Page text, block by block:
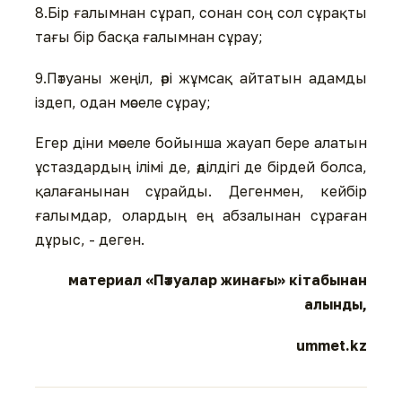
8.Бір ғалымнан сұрап, сонан соң сол сұрақты
тағы бір басқа ғалымнан сұрау;
9.Пәтуаны жеңіл, әрі жұмсақ айтатын адамды
іздеп, одан мәселе сұрау;
Егер діни мәселе бойынша жауап бере алатын
ұстаздардың ілімі де, әділдігі де бірдей болса,
қалағанынан сұрайды. Дегенмен, кейбір
ғалымдар, олардың ең абзалынан сұраған
дұрыс, - деген.
материал «Пәтуалар жинағы» кітабынан
алынды,
ummet.kz